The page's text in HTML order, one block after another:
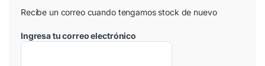
Recibe un correo cuando tengamos stock de nuevo
Ingresa tu correo electrónico